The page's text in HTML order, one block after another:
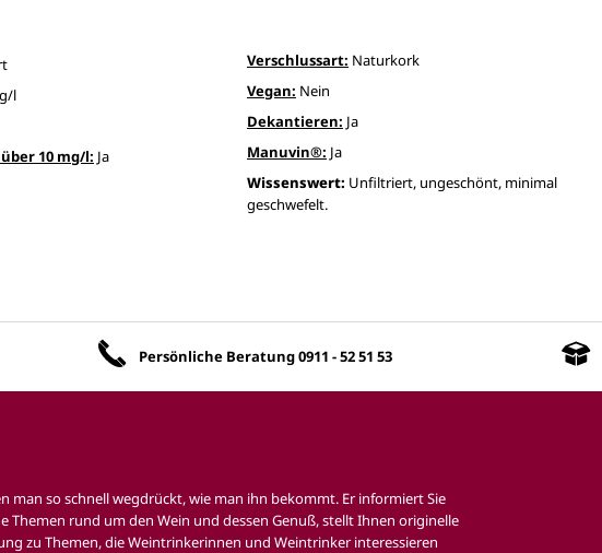
l
10 mg/l: Ja
Verschlussart: Naturkork
Vegan: Nein
Dekantieren: Ja
Manuvin®: Ja
Wissenswert: Unfiltriert, ungeschönt, minimal
geschwefelt.
Unsere Vorteile
Persönliche Beratung0911 - 52 51 53
man so schnell wegdrückt, wie man ihn bekommt. Er informiert Sie
rund um den Wein und dessen Genuß, stellt Ihnen originelle
zu Themen, die Weintrinkerinnen und Weintrinker interessieren